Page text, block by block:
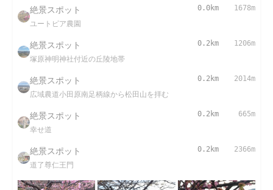
絶景スポット
ユートピア農園
0.0km 1678m
絶景スポット
塚原神明神社付近の丘陵地帯
0.2km 1206m
絶景スポット
広域農道小田原南足柄線から松田山を拝む
0.2km 2014m
絶景スポット
幸せ道
0.2km 665m
絶景スポット
道了尊仁王門
0.2km 2366m